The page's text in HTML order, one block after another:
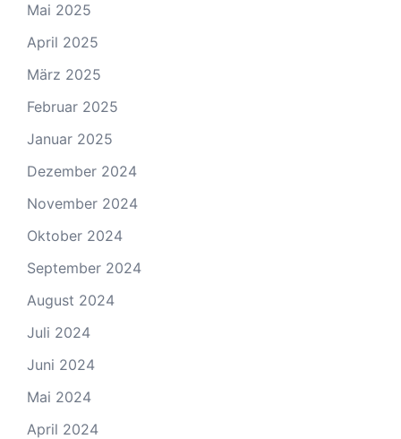
Mai 2025
April 2025
März 2025
Februar 2025
Januar 2025
Dezember 2024
November 2024
Oktober 2024
September 2024
August 2024
Juli 2024
Juni 2024
Mai 2024
April 2024